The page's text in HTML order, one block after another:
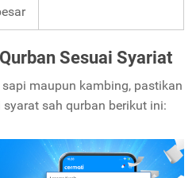
Sesuai Syariat
maupun kambing, pastikan
sah qurban berikut ini: